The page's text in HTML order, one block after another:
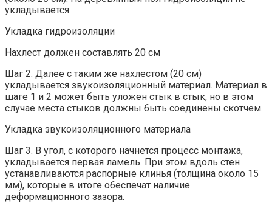
укладывается.
Укладка гидроизоляции
Нахлест должен составлять 20 см
Шаг 2. Далее с таким же нахлестом (20 см)
укладывается звукоизоляционный материал. Материал в
шаге 1 и 2 может быть уложен стык в стык, но в этом
случае места стыков должны быть соединены скотчем.
Укладка звукоизоляционного материала
Шаг 3. В угол, с которого начнется процесс монтажа,
укладывается первая ламель. При этом вдоль стен
устанавливаются распорные клинья (толщина около 15
мм), которые в итоге обеспечат наличие
деформационного зазора.